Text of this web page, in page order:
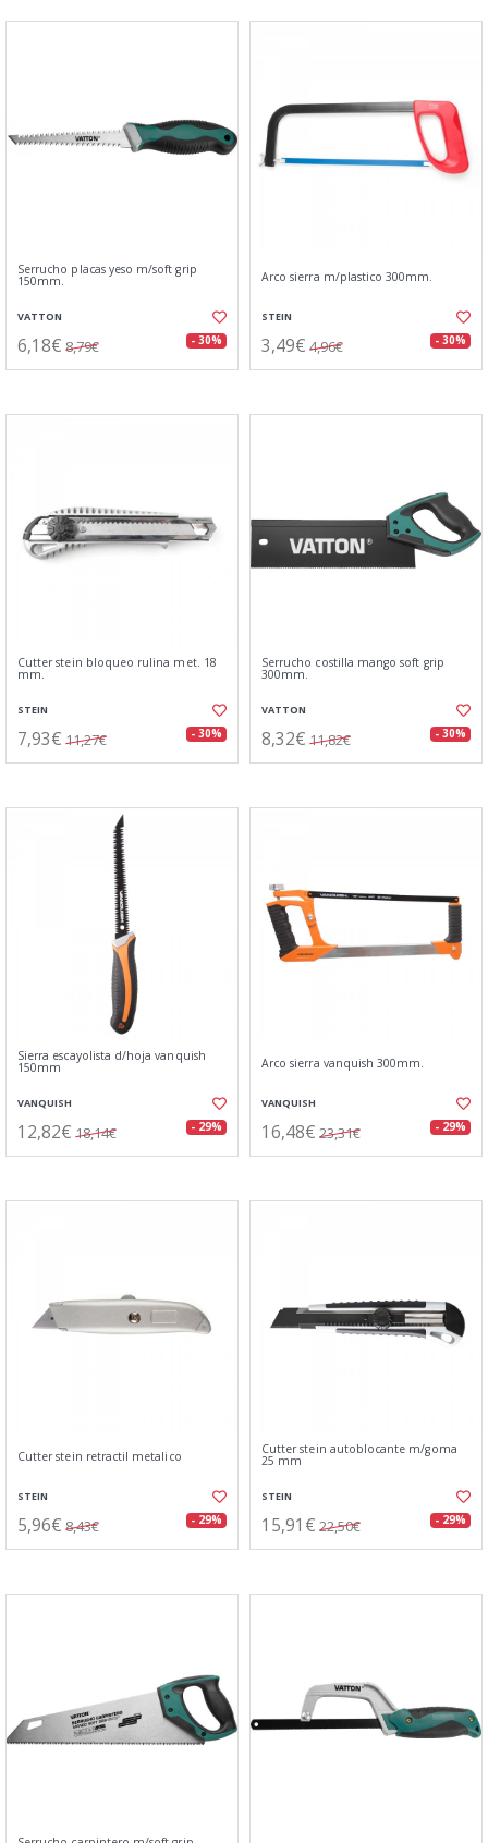
Serrucho placas yeso m/soft grip
150mm.
VATTON
6,18€ 8,79€ - 30%
Arco sierra m/plastico 300mm.
STEIN
3,49€ 4,96€ - 30%
Cutter stein bloqueo rulina met. 18
mm.
STEIN
7,93€ 11,27€ - 30%
Serrucho costilla mango soft grip
300mm.
VATTON
8,32€ 11,82€ - 30%
Sierra escayolista d/hoja vanquish
150mm
VANQUISH
12,82€ 18,14€ - 29%
Arco sierra vanquish 300mm.
VANQUISH
16,48€ 23,31€ - 29%
Cutter stein retractil metalico
STEIN
5,96€ 8,43€ - 29%
Cutter stein autoblocante m/goma
25 mm
STEIN
15,91€ 22,50€ - 29%